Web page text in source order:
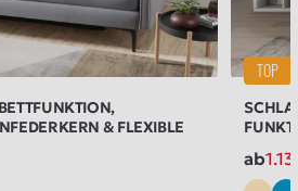
& FLEXIBLE
TOP
ab